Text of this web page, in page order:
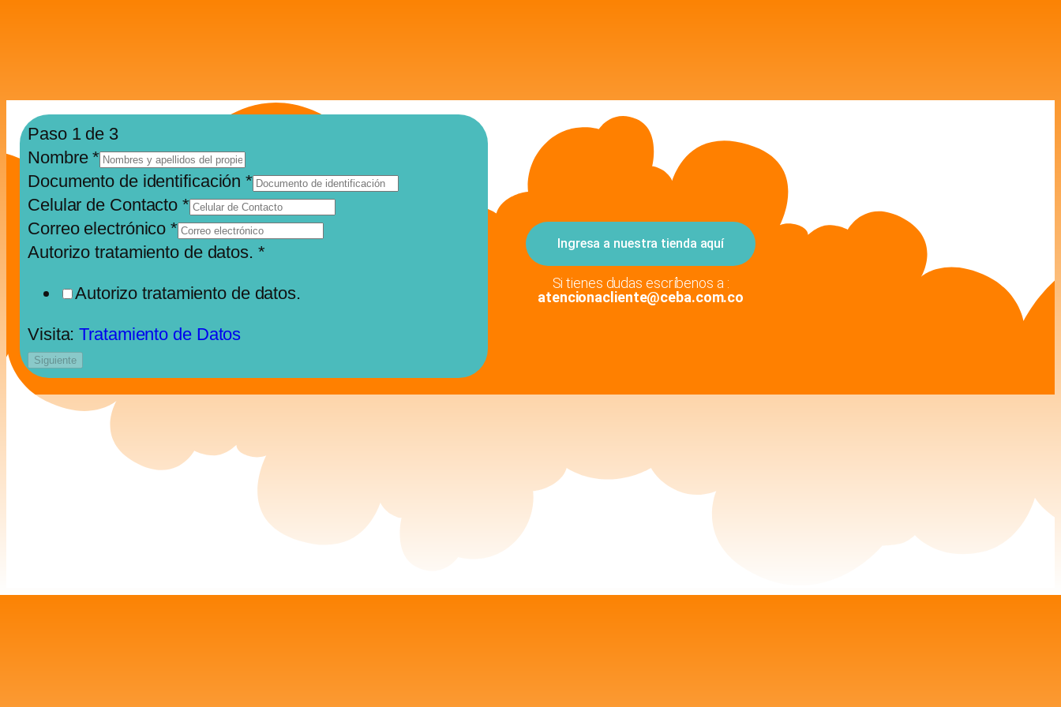
Paso 1de 3
Nombre*
Documento de identificación*
Celular de Contacto *
Correo electrónico*
Autorizo tratamiento de datos. *
Autorizo tratamiento de datos.
Visita:Tratamiento de Datos
Siguiente
Ingresa a nuestra tienda aquí
Si tienes dudas escríbenos a :
atencionacliente@ceba.com.co